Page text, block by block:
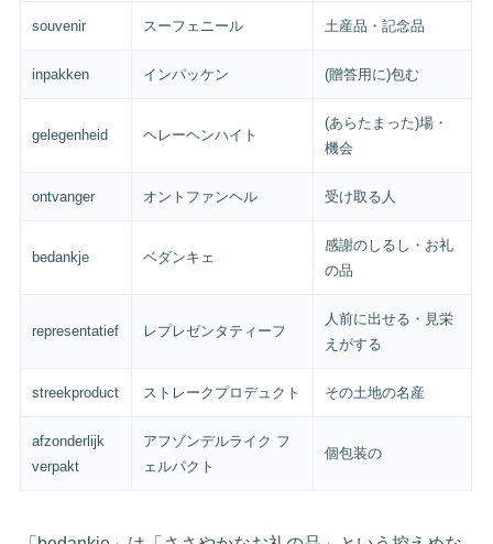
souvenir スーフェニール 土産品・記念品
inpakken インパッケン (贈答用に)包む
gelegenheid ヘレーヘンハイト
(あらたまった)場・
機会
ontvanger オントファンヘル 受け取る人
bedankje ベダンキェ
感謝のしるし・お礼
の品
representatief レプレゼンタティーフ
人前に出せる・見栄
えがする
streekproduct ストレークプロデュクト その土地の名産
afzonderlijk
verpakt
アフゾンデルライク フ
ェルパクト
個包装の